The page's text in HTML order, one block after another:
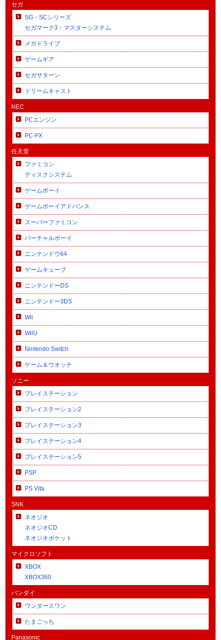
セガ
SG・SCシリーズ
セガマーク3・マスターシステム
メガドライブ
ゲームギア
セガサターン
ドリームキャスト
NEC
PCエンジン
PC-FX
任天堂
ファミコン
ディスクシステム
ゲームボーイ
ゲームボーイアドバンス
スーパーファミコン
バーチャルボーイ
ニンテンドウ64
ゲームキューブ
ニンテンドーDS
ニンテンドー3DS
Wii
WiiU
Nintendo Switch
ゲーム＆ウオッチ
ソニー
プレイステーション
プレイステーション2
プレイステーション3
プレイステーション4
プレイステーション5
PSP
PS Vita
SNK
ネオジオ
ネオジオCD
ネオジオポケット
マイクロソフト
XBOX
XBOX360
バンダイ
ワンダースワン
たまごっち
Panasonic